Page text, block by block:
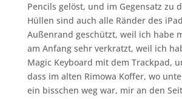
Pencils gelöst, und im Gegensatz zu
Hüllen sind auch alle Ränder des
Außenrand geschützt, weil ich habe
am Anfang sehr verkratzt, weil ich
Magic Keyboard mit dem Trackpad,
dass im alten Rimowa Koffer, wo
ein bisschen weg war, mir an den